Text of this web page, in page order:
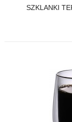
SZKLANKI